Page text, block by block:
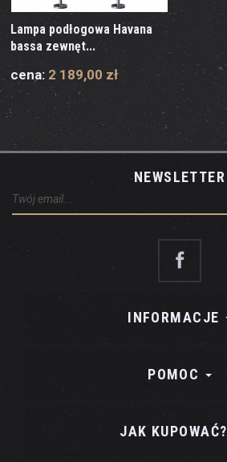
Lampa podłogowa Havana
bassa zewnęt...
cena: 2 189,00 zł
NEWSLETTER
INFORMACJE
POMOC
JAK KUPOWAĆ?